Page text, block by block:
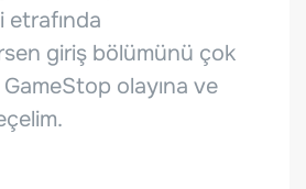
etrafında
giriş bölümünü çok
olayına ve